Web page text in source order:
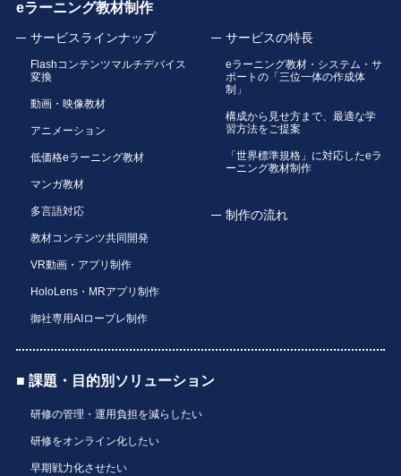
eラーニング教材制作
サービスラインナップ
Flashコンテンツマルチデバイス
変換
動画・映像教材
アニメーション
低価格eラーニング教材
マンガ教材
多言語対応
教材コンテンツ共同開発
VR動画・アプリ制作
HoloLens・MRアプリ制作
御社専用AIロープレ制作
サービスの特長
eラーニング教材・システム・サ
ポートの「三位一体の作成体
制」
構成から見せ方まで、最適な学
習方法をご提案
「世界標準規格」に対応したeラ
ーニング教材制作
制作の流れ
■ 課題・目的別ソリューション
研修の管理・運用負担を減らしたい
研修をオンライン化したい
早期戦力化させたい